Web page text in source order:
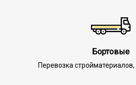
Бортовые
Перевозка